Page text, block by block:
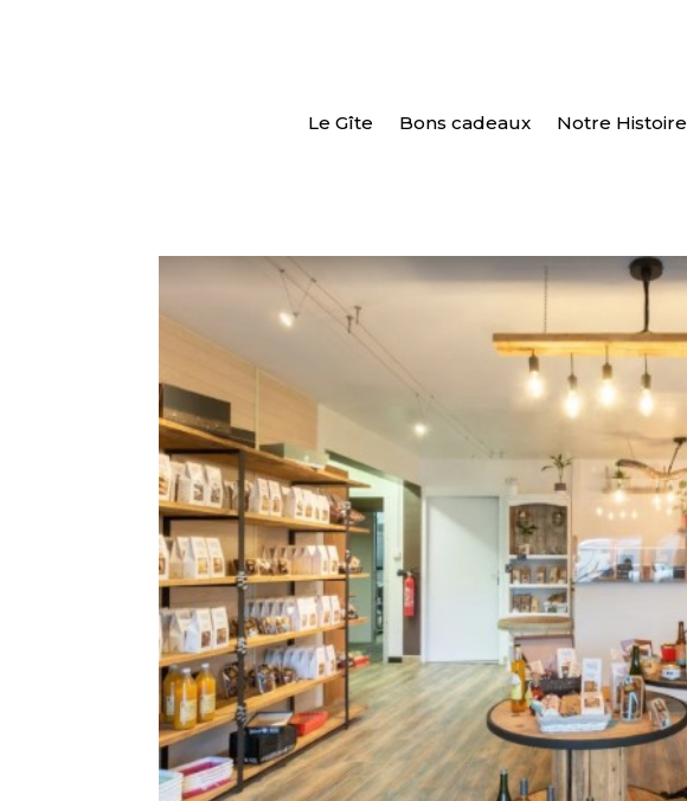
Le Gîte Bons cadeaux Notre Histoire